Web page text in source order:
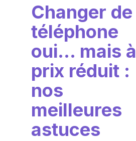
Changer de
téléphone
oui… mais à
prix réduit :
nos
meilleures
astuces